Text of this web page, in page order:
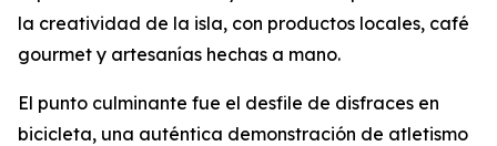
la creatividad de la isla, con productos locales, café
gourmet y artesanías hechas a mano.
El punto culminante fue el desfile de disfraces en
bicicleta, una auténtica demonstración de atletismo